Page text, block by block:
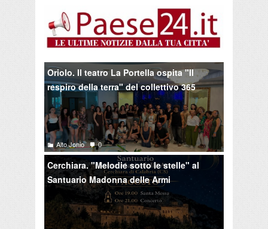
Oriolo. Il teatro La Portella ospita "Il
respiro della terra" del collettivo 365
Alto Jonio 0
Cerchiara. "Melodie sotto le stelle" al
Santuario Madonna delle Armi